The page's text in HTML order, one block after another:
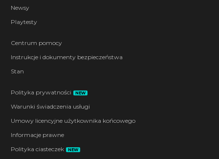
Newsy
Playtesty
Centrum pomocy
Instrukcje i dokumenty bezpieczeństwa
Stan
Polityka prywatności NEW
Warunki świadczenia usługi
Umowy licencyjne użytkownika końcowego
Informacje prawne
Polityka ciasteczek
NEW